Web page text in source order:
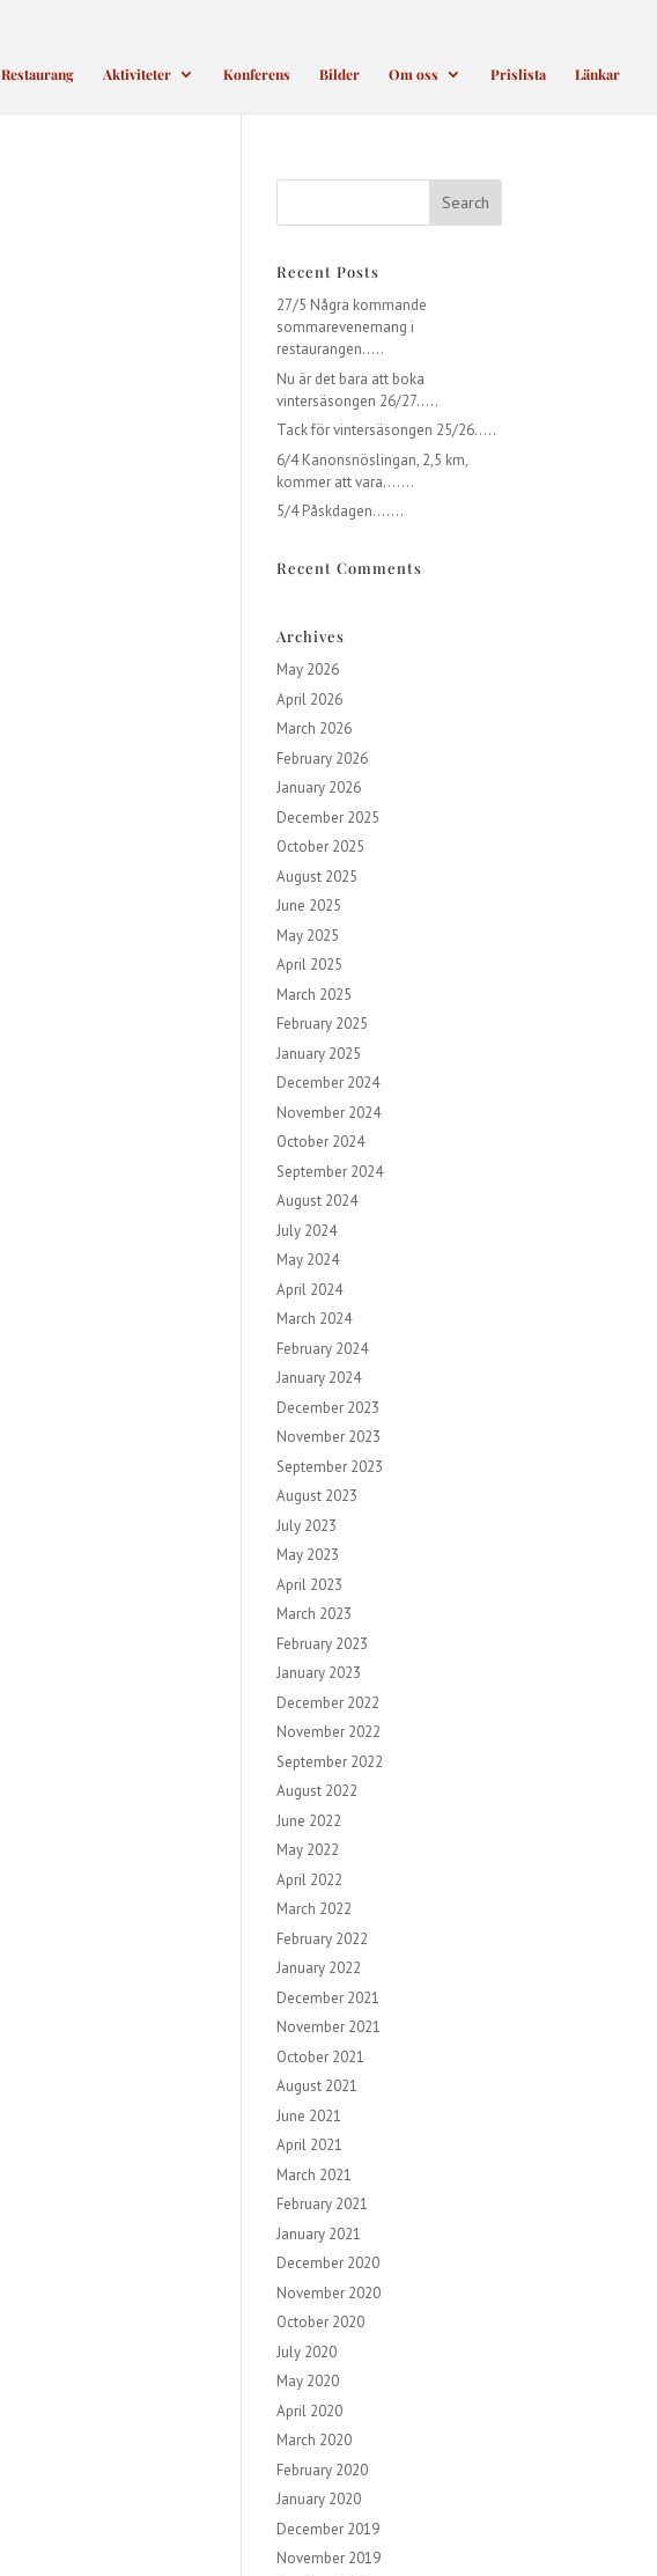
Restaurang Aktiviteter Konferens Bilder Om oss Prislista Länkar
Recent Posts
27/5 Några kommande
sommarevenemang i
restaurangen…..
Nu är det bara att boka
vintersäsongen 26/27…..
Tack för vintersäsongen 25/26…..
6/4 Kanonsnöslingan, 2,5 km,
kommer att vara…….
5/4 Påskdagen…….
Recent Comments
Archives
May 2026
April 2026
March 2026
February 2026
January 2026
December 2025
October 2025
August 2025
June 2025
May 2025
April 2025
March 2025
February 2025
January 2025
December 2024
November 2024
October 2024
September 2024
August 2024
July 2024
May 2024
April 2024
March 2024
February 2024
January 2024
December 2023
November 2023
September 2023
August 2023
July 2023
May 2023
April 2023
March 2023
February 2023
January 2023
December 2022
November 2022
September 2022
August 2022
June 2022
May 2022
April 2022
March 2022
February 2022
January 2022
December 2021
November 2021
October 2021
August 2021
June 2021
April 2021
March 2021
February 2021
January 2021
December 2020
November 2020
October 2020
July 2020
May 2020
April 2020
March 2020
February 2020
January 2020
December 2019
November 2019